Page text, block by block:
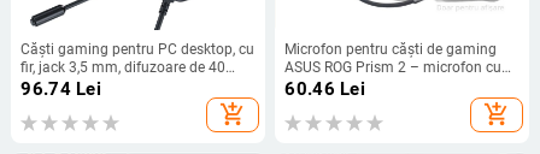
Căști gaming pentru PC desktop, cu
fir, jack 3,5 mm, difuzoare de 40
mm, microfon încorporat, 20–
96.74Lei
add_shopping_cart
Microfon pentru căști de gaming
ASUS ROG Prism 2 – microfon cu
anulare zgomot, braț boom, 3,5
mm, 20–20000 Hz, 32 Ω, 110 dB
60.46 Lei
add_shopping_cart